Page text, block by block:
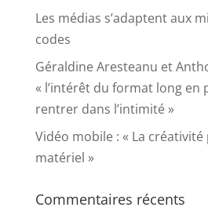
Les médias s’adaptent aux
codes
Géraldine Aresteanu et
« l’intérêt du format long en
rentrer dans l’intimité »
Vidéo mobile : « La
matériel »
Commentaires récents